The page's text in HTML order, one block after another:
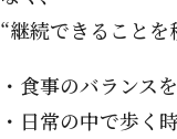
“継続できることを
・食事のバランス
・日常の中で歩く